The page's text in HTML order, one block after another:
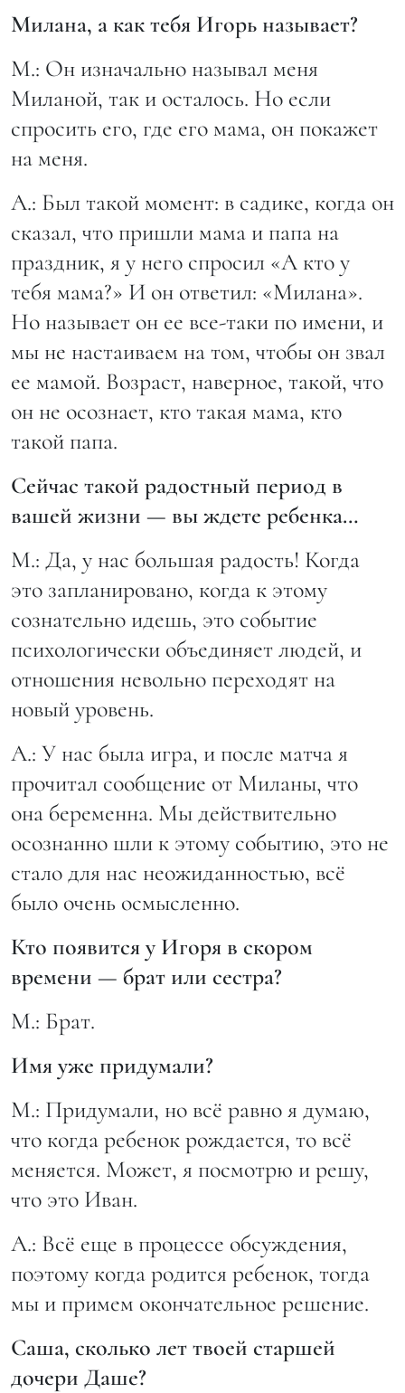
​Милана, а как тебя Игорь называет?
М.: Он изначально называл меня
Миланой, так и осталось. Но если
спросить его, где его мама, он покажет
на меня.
А.: Был такой момент: в садике, когда он
сказал, что пришли мама и папа на
праздник, я у него спросил «А кто у
тебя мама?» И он ответил: «Милана».
Но называет он ее все-таки по имени, и
мы не настаиваем на том, чтобы он звал
ее мамой. Возраст, наверное, такой, что
он не осознает, кто такая мама, кто
такой папа.
Сейчас такой радостный период в
вашей жизни — вы ждете ребенка…
М.: Да, у нас большая радость! Когда
это запланировано, когда к этому
сознательно идешь, это событие
психологически объединяет людей, и
отношения невольно переходят на
новый уровень.
А.: У нас была игра, и после матча я
прочитал сообщение от Миланы, что
она беременна. Мы действительно
осознанно шли к этому событию, это не
стало для нас неожиданностью, всё
было очень осмысленно.
Кто появится у Игоря в скором
времени — брат или сестра?
М.: Брат.
Имя уже придумали?
М.: Придумали, но всё равно я думаю,
что когда ребенок рождается, то всё
меняется. Может, я посмотрю и решу,
что это Иван.
А.: Всё еще в процессе обсуждения,
поэтому когда родится ребенок, тогда
мы и примем окончательное решение.
Саша, сколько лет твоей старшей
дочери Даше?